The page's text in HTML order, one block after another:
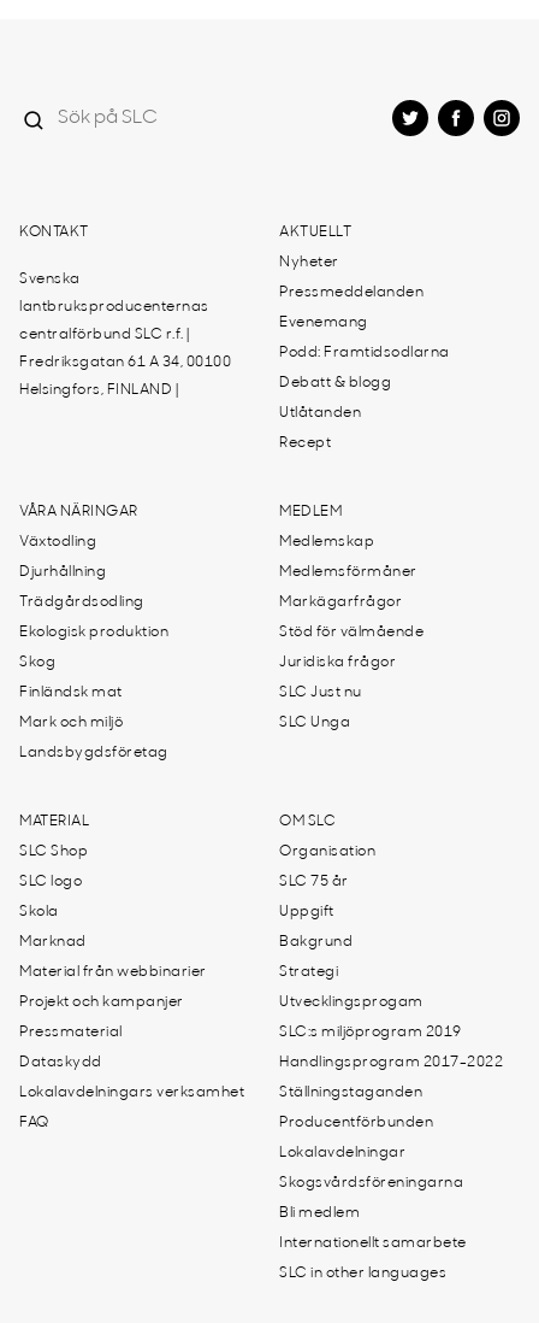
KONTAKT
Svenska
lantbruksproducenternas
centralförbund SLC r.f. |
Fredriksgatan 61 A 34, 00100
Helsingfors, FINLAND |
AKTUELLT
Nyheter
Pressmeddelanden
Evenemang
Podd: Framtidsodlarna
Debatt & blogg
Utlåtanden
Recept
VÅRA NÄRINGAR
Växtodling
Djurhållning
Trädgårdsodling
Ekologisk produktion
Skog
Finländsk mat
Mark och miljö
Landsbygdsföretag
MEDLEM
Medlemskap
Medlemsförmåner
Markägarfrågor
Stöd för välmående
Juridiska frågor
SLC Just nu
SLC Unga
MATERIAL
SLC Shop
SLC logo
Skola
Marknad
Material från webbinarier
Projekt och kampanjer
Pressmaterial
Dataskydd
Lokalavdelningars verksamhet
FAQ
OM SLC
Organisation
SLC 75 år
Uppgift
Bakgrund
Strategi
Utvecklingsprogam
SLC:s miljöprogram 2019
Handlingsprogram 2017-2022
Ställningstaganden
Producentförbunden
Lokalavdelningar
Skogsvårdsföreningarna
Bli medlem
Internationellt samarbete
SLC in other languages